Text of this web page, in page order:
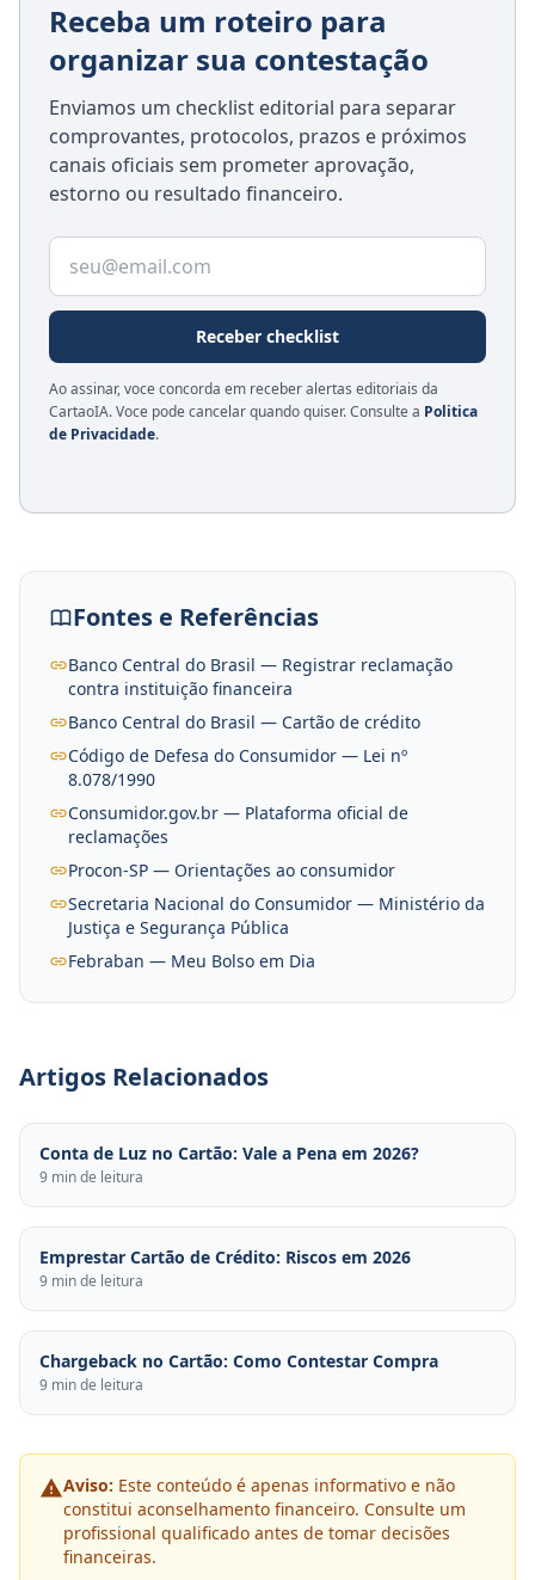
Receba um roteiro para
organizar sua contestação
Enviamos um checklist editorial para separar
comprovantes, protocolos, prazos e próximos
canais oficiais sem prometer aprovação,
estorno ou resultado financeiro.
E-mail para receber o checklist
Receber checklist
Ao assinar, voce concorda em receber alertas editoriais da
CartaoIA. Voce pode cancelar quando quiser. Consulte a Politica
de Privacidade.
Fontes e Referências
Banco Central do Brasil — Registrar reclamação
contra instituição financeira
Banco Central do Brasil — Cartão de crédito
Código de Defesa do Consumidor — Lei nº
8.078/1990
Consumidor.gov.br — Plataforma oficial de
reclamações
Procon-SP — Orientações ao consumidor
Secretaria Nacional do Consumidor — Ministério da
Justiça e Segurança Pública
Febraban — Meu Bolso em Dia
Artigos Relacionados
Conta de Luz no Cartão: Vale a Pena em 2026?
9 min de leitura
Emprestar Cartão de Crédito: Riscos em 2026
9 min de leitura
Chargeback no Cartão: Como Contestar Compra
9 min de leitura
Aviso: Este conteúdo é apenas informativo e não
constitui aconselhamento financeiro. Consulte um
profissional qualificado antes de tomar decisões
financeiras.